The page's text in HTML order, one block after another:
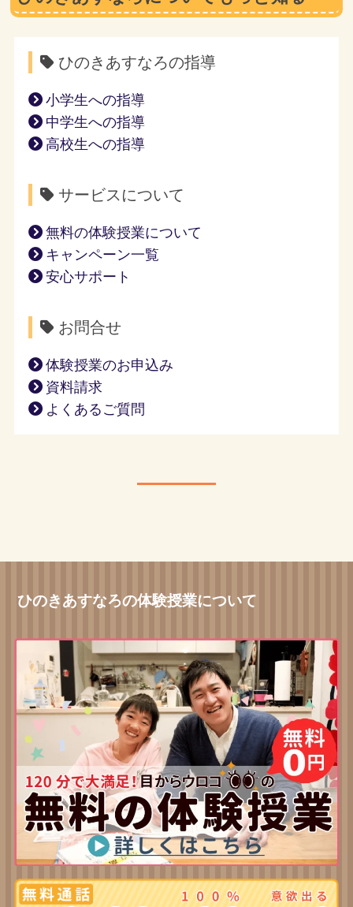
ひのきあすなろの指導
小学生への指導
中学生への指導
高校生への指導
サービスについて
無料の体験授業について
キャンペーン一覧
安心サポート
お問合せ
体験授業のお申込み
資料請求
よくあるご質問
ひのきあすなろの体験授業について